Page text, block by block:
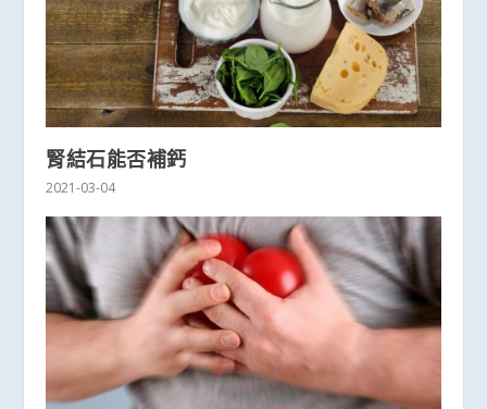
腎結石能否補鈣
2021-03-04